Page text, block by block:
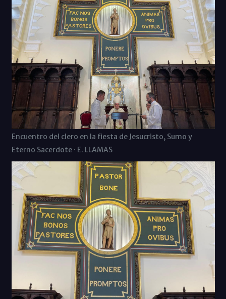
Encuentro del clero en la fiesta de Jesucristo, Sumo y
Eterno Sacerdote · E. LLAMAS